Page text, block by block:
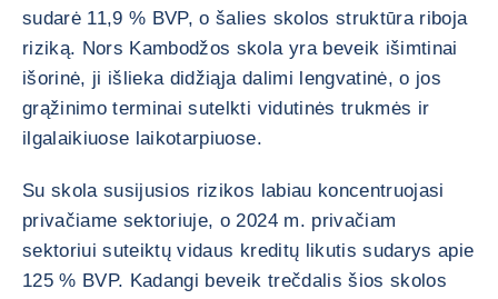
sudarė 11,9 % BVP, o šalies skolos struktūra riboja
riziką. Nors Kambodžos skola yra beveik išimtinai
išorinė, ji išlieka didžiąja dalimi lengvatinė, o jos
grąžinimo terminai sutelkti vidutinės trukmės ir
ilgalaikiuose laikotarpiuose.
Su skola susijusios rizikos labiau koncentruojasi
privačiame sektoriuje, o 2024 m. privačiam
sektoriui suteiktų vidaus kreditų likutis sudarys apie
125 % BVP. Kadangi beveik trečdalis šios skolos